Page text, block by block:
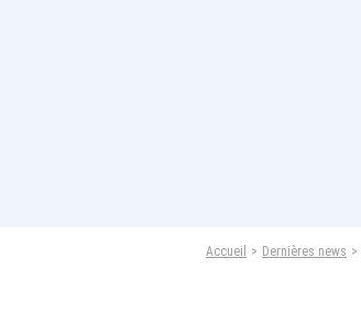
Accueil Dernières news